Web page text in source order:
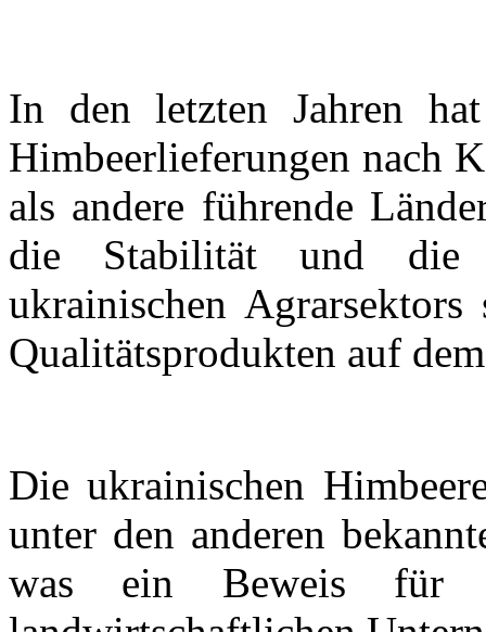
In den letzten Jahren
Himbeerlieferungen nach
als andere führende
die Stabilität und die
ukrainischen
Qualitätsprodukten auf
Die ukrainischen
unter den anderen
was ein Beweis für